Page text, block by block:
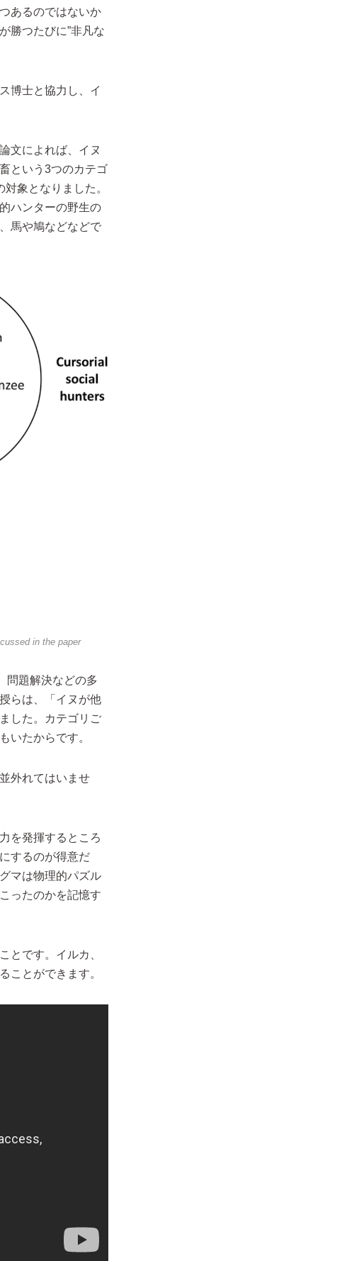
あるのではないか
勝つたびに”非凡な
博士と協力し、イ
文によれば、イヌ
という3つのカテゴ
象となりました。
ハンターの野生の
馬や鳩などなどで
in the paper
問題解決などの多
らは、「イヌが他
した。カテゴリご
いたからです。
外れてはいませ
を発揮するところ
するのが得意だ
マは物理的パズル
ったのかを記憶す
とです。イルカ、
ことができます。